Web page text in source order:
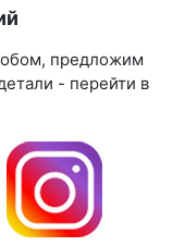
предложим
- перейти в